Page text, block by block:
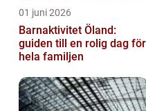
01 juni 2026
Barnaktivitet Öland:
guiden till en rolig dag för
hela familjen